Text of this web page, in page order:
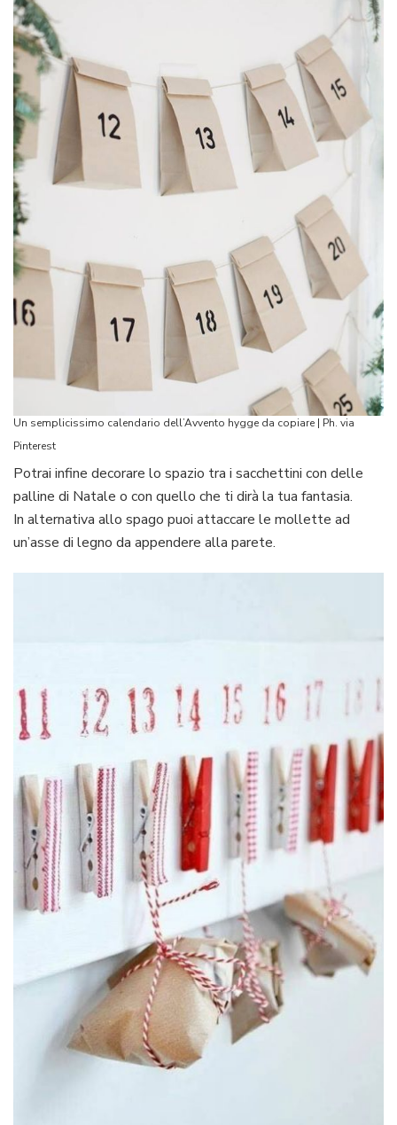
Un semplicissimo calendario dell’Avvento hygge da copiare | Ph. via
Pinterest
Potrai infine decorare lo spazio tra i sacchettini con delle
palline di Natale o con quello che ti dirà la tua fantasia.
In alternativa allo spago puoi attaccare le mollette ad
un’asse di legno da appendere alla parete.